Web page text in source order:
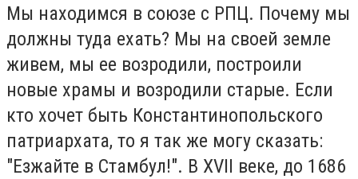
Мы находимся в союзе с РПЦ. Почему мы
должны туда ехать? Мы на своей земле
живем, мы ее возродили, построили
новые храмы и возродили старые. Если
кто хочет быть Константинопольского
патриархата, то я так же могу сказать:
"Езжайте в Стамбул!". В ХVII веке, до 1686